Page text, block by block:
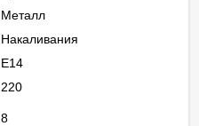
Металл
Накаливания
E14
220
8